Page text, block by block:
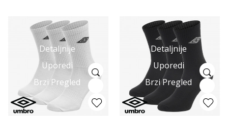
Detaljnije
Uporedi
Brzi Pregled
Detaljnije
Uporedi
Brzi Pregled